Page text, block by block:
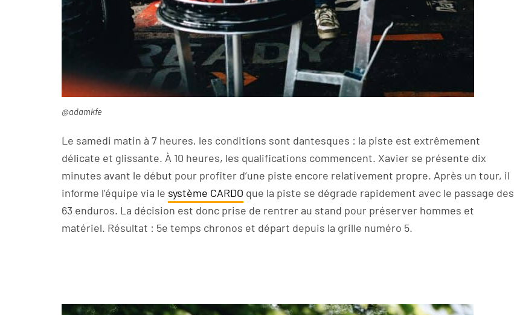
@adamkfe
Le samedi matin à 7 heures, les conditions sont dantesques : la piste est extrêmement
délicate et glissante. À 10 heures, les qualifications commencent. Xavier se présente dix
minutes avant le début pour profiter d’une piste encore relativement propre. Après un tour, il
informe l’équipe via le système CARDO que la piste se dégrade rapidement avec le passage des
63 enduros. La décision est donc prise de rentrer au stand pour préserver hommes et
matériel. Résultat : 5e temps chronos et départ depuis la grille numéro 5.